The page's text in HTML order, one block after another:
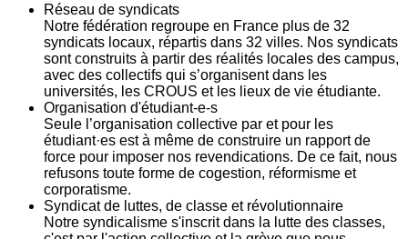
Réseau de syndicats
Notre fédération regroupe en France plus de 32
syndicats locaux, répartis dans 32 villes. Nos syndicats
sont construits à partir des réalités locales des campus,
avec des collectifs qui s’organisent dans les
universités, les CROUS et les lieux de vie étudiante.
Organisation d'étudiant-e-s
Seule l’organisation collective par et pour les
étudiant·es est à même de construire un rapport de
force pour imposer nos revendications. De ce fait, nous
refusons toute forme de cogestion, réformisme et
corporatisme.
Syndicat de luttes, de classe et révolutionnaire
Notre syndicalisme s'inscrit dans la lutte des classes,